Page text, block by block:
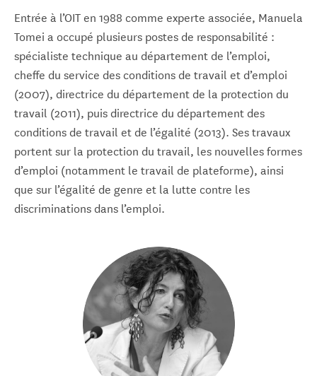
Entrée à l’OIT en 1988 comme experte associée, Manuela
Tomei a occupé plusieurs postes de responsabilité :
spécialiste technique au département de l’emploi,
cheffe du service des conditions de travail et d’emploi
(2007), directrice du département de la protection du
travail (2011), puis directrice du département des
conditions de travail et de l’égalité (2013). Ses travaux
portent sur la protection du travail, les nouvelles formes
d’emploi (notamment le travail de plateforme), ainsi
que sur l’égalité de genre et la lutte contre les
discriminations dans l’emploi.